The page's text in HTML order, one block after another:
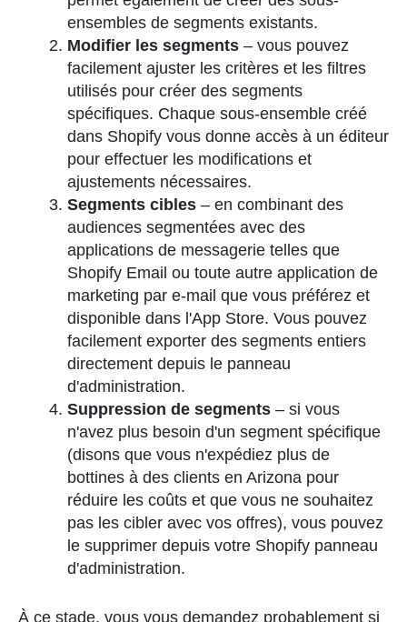
ensembles de segments existants.
Modifier les segments – vous pouvez
facilement ajuster les critères et les filtres
utilisés pour créer des segments
spécifiques. Chaque sous-ensemble créé
dans Shopify vous donne accès à un éditeur
pour effectuer les modifications et
ajustements nécessaires.
Segments cibles – en combinant des
audiences segmentées avec des
applications de messagerie telles que
Shopify Email ou toute autre application de
marketing par e-mail que vous préférez et
disponible dans l'App Store. Vous pouvez
facilement exporter des segments entiers
directement depuis le panneau
d'administration.
Suppression de segments – si vous
n'avez plus besoin d'un segment spécifique
(disons que vous n'expédiez plus de
bottines à des clients en Arizona pour
réduire les coûts et que vous ne souhaitez
pas les cibler avec vos offres), vous pouvez
le supprimer depuis votre Shopify panneau
d'administration.
À ce stade, vous vous demandez probablement si